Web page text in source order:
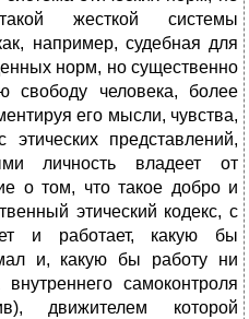
жесткой системы
например, судебная для
норм, но существенно
свободу человека, более
его мысли, чувства,
этических представлений,
личность владеет от
о том, что такое добро и
этический кодекс, с
и работает, какую бы
и, какую бы работу ни
самоконтроля
движителем которой